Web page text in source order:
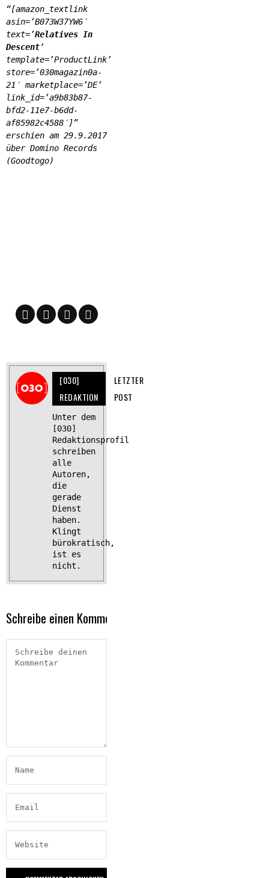
“[amazon_textlink
asin=’B073W37YW6′
text=’Relatives In
Descent‘
template=’ProductLink’
store=’030magazin0a-
21′ marketplace=’DE’
link_id=’a9b83b87-
bfd2-11e7-b6dd-
af85982c4588′]”
erschien am 29.9.2017
über Domino Records
(Goodtogo)
[030]
REDAKTION
LETZTER
POST
Unter dem
[030]
Redaktionsprofil
schreiben
alle
Autoren,
die
gerade
Dienst
haben.
Klingt
bürokratisch,
ist es
nicht.
Schreibe einen Kommentar